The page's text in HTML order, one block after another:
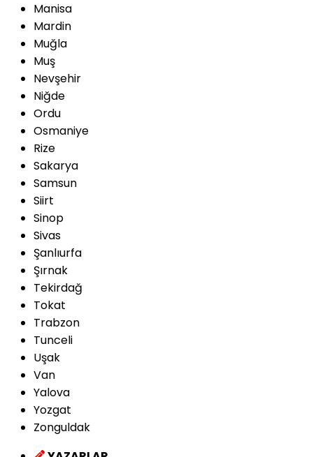
Manisa
Mardin
Muğla
Muş
Nevşehir
Niğde
Ordu
Osmaniye
Rize
Sakarya
Samsun
Siirt
Sinop
Sivas
Şanlıurfa
Şırnak
Tekirdağ
Tokat
Trabzon
Tunceli
Uşak
Van
Yalova
Yozgat
Zonguldak